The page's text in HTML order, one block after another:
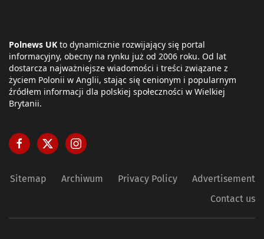
Polnews UK to dynamicznie rozwijający się portal
informacyjny, obecny na rynku już od 2006 roku. Od lat
dostarcza najważniejsze wiadomości i treści związane z
życiem Polonii w Anglii, stając się cenionym i popularnym
źródłem informacji dla polskiej społeczności w Wielkiej
Brytanii.
Sitemap Archiwum Privacy Policy
Advertisement
Contact us